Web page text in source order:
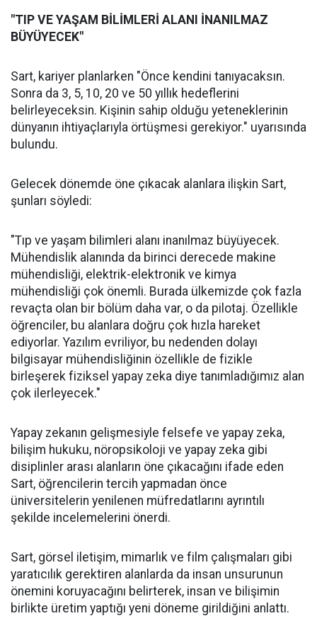
"TIP VE YAŞAM BİLİMLERİ ALANI İNANILMAZ
BÜYÜYECEK"
Sart, kariyer planlarken "Önce kendini tanıyacaksın.
Sonra da 3, 5, 10, 20 ve 50 yıllık hedeflerini
belirleyeceksin. Kişinin sahip olduğu yeteneklerinin
dünyanın ihtiyaçlarıyla örtüşmesi gerekiyor." uyarısında
bulundu.
Gelecek dönemde öne çıkacak alanlara ilişkin Sart,
şunları söyledi:
"Tıp ve yaşam bilimleri alanı inanılmaz büyüyecek.
Mühendislik alanında da birinci derecede makine
mühendisliği, elektrik-elektronik ve kimya
mühendisliği çok önemli. Burada ülkemizde çok fazla
revaçta olan bir bölüm daha var, o da pilotaj. Özellikle
öğrenciler, bu alanlara doğru çok hızla hareket
ediyorlar. Yazılım evriliyor, bu nedenden dolayı
bilgisayar mühendisliğinin özellikle de fizikle
birleşerek fiziksel yapay zeka diye tanımladığımız alan
çok ilerleyecek."
Yapay zekanın gelişmesiyle felsefe ve yapay zeka,
bilişim hukuku, nöropsikoloji ve yapay zeka gibi
disiplinler arası alanların öne çıkacağını ifade eden
Sart, öğrencilerin tercih yapmadan önce
üniversitelerin yenilenen müfredatlarını ayrıntılı
şekilde incelemelerini önerdi.
Sart, görsel iletişim, mimarlık ve film çalışmaları gibi
yaratıcılık gerektiren alanlarda da insan unsurunun
önemini koruyacağını belirterek, insan ve bilişimin
birlikte üretim yaptığı yeni döneme girildiğini anlattı.